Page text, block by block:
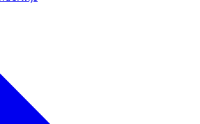
gangbare wegen geprobeerd een
hier niet uit? Bekijk dan of het zinvol is
Maatschappelijke Kinderopvang